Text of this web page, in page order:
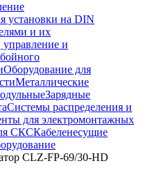
установки на DIN
и их
управление и
Оборудование для
Металлические
Зарядные
Системы распределения и
для электромонтажных
СКСКабеленесущие
CLZ-FP-69/30-HD